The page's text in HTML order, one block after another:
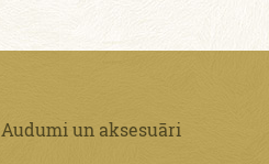
Audumi un aksesuāri